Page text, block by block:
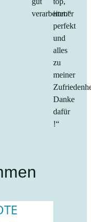
verarbeitet.“
immer
perfekt
und
alles
zu
meiner
Danke
dafür
!“